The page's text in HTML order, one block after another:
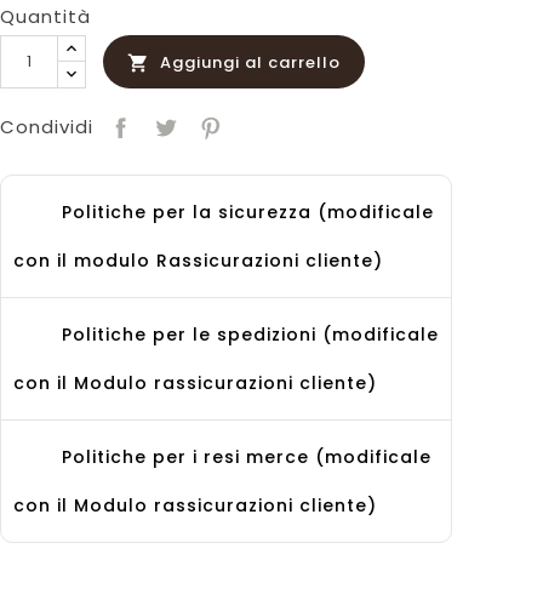
Quantità
 Aggiungi al carrello
Condividi
Politiche per la sicurezza (modificale
con il modulo Rassicurazioni cliente)
Politiche per le spedizioni (modificale
con il Modulo rassicurazioni cliente)
Politiche per i resi merce (modificale
con il Modulo rassicurazioni cliente)